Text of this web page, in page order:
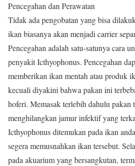
Pencegahan dan Perawatan
Tidak ada pengobatan yang bisa
ikan biasanya akan menjadi carrier
Pencegahan adalah satu-satunya cara
penyakit Icthyophonus. Pencegahan
memberikan ikan mentah atau produk
kecuali diyakini bahwa pakan ini
hoferi. Memasak terlebih dahulu pakan
menghilangkan jamur infektif yang
Icthyophonus ditemukan pada ikan
segera memusnahkan ikan tersebut.
pada akuarium yang bersangkutan,